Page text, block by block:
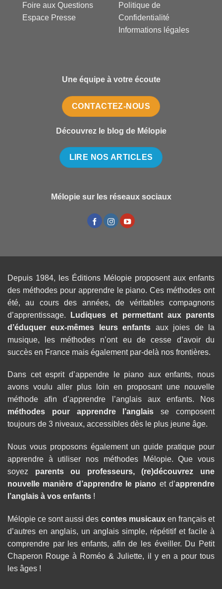
Foire aux Questions
Espace Presse
Politique de
Confidentialité
Informations légales
Une équipe à votre écoute
CONTACTEZ-NOUS
Découvrez le blog de Mélopie
LIRE NOS ARTICLES
Mélopie sur les réseaux sociaux
Depuis 1984, les Éditions Mélopie proposent aux enfants
des méthodes pour apprendre le piano. Ces méthodes ont
été, au cours des années, de véritables compagnons
d’apprentissage.
Ludiques et permettant aux parents
d’éduquer eux-mêmes leurs enfants aux joies de la
musique, les méthodes n’ont eu de cesse d’avoir du
succès en France mais également par-delà nos frontières.
Dans cet esprit d’appendre le piano aux enfants, nous
avons voulu aller plus loin en proposant une nouvelle
méthode afin d’apprendre l’anglais aux enfants. Nos
méthodes pour apprendre l’anglais se composent
toujours de 3 niveaux, accessibles dès le plus jeune âge.
Nous vous proposons également un guide pratique pour
apprendre à utiliser nos méthodes Mélopie. Que vous
soyez parents ou professeurs, (re)découvrez une
nouvelle manière d’apprendre le piano et d’apprendre
l’anglais à vos enfants !
Mélopie ce sont aussi des contes musicauxen français et
d’autres en anglais, un anglais simple, répétitif et facile à
comprendre par les enfants, afin de les éveiller. Du Petit
Chaperon Rouge à Roméo & Juliette, il y en a pour tous
les âges !